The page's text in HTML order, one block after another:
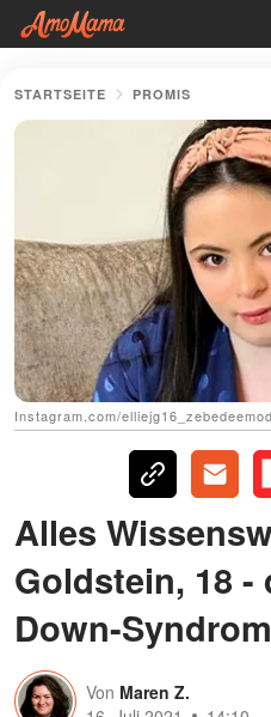
STARTSEITE PROMIS
Instagram.com/
Alles
Goldstein, 18 -
Down-Syndrom
Von Maren Z.